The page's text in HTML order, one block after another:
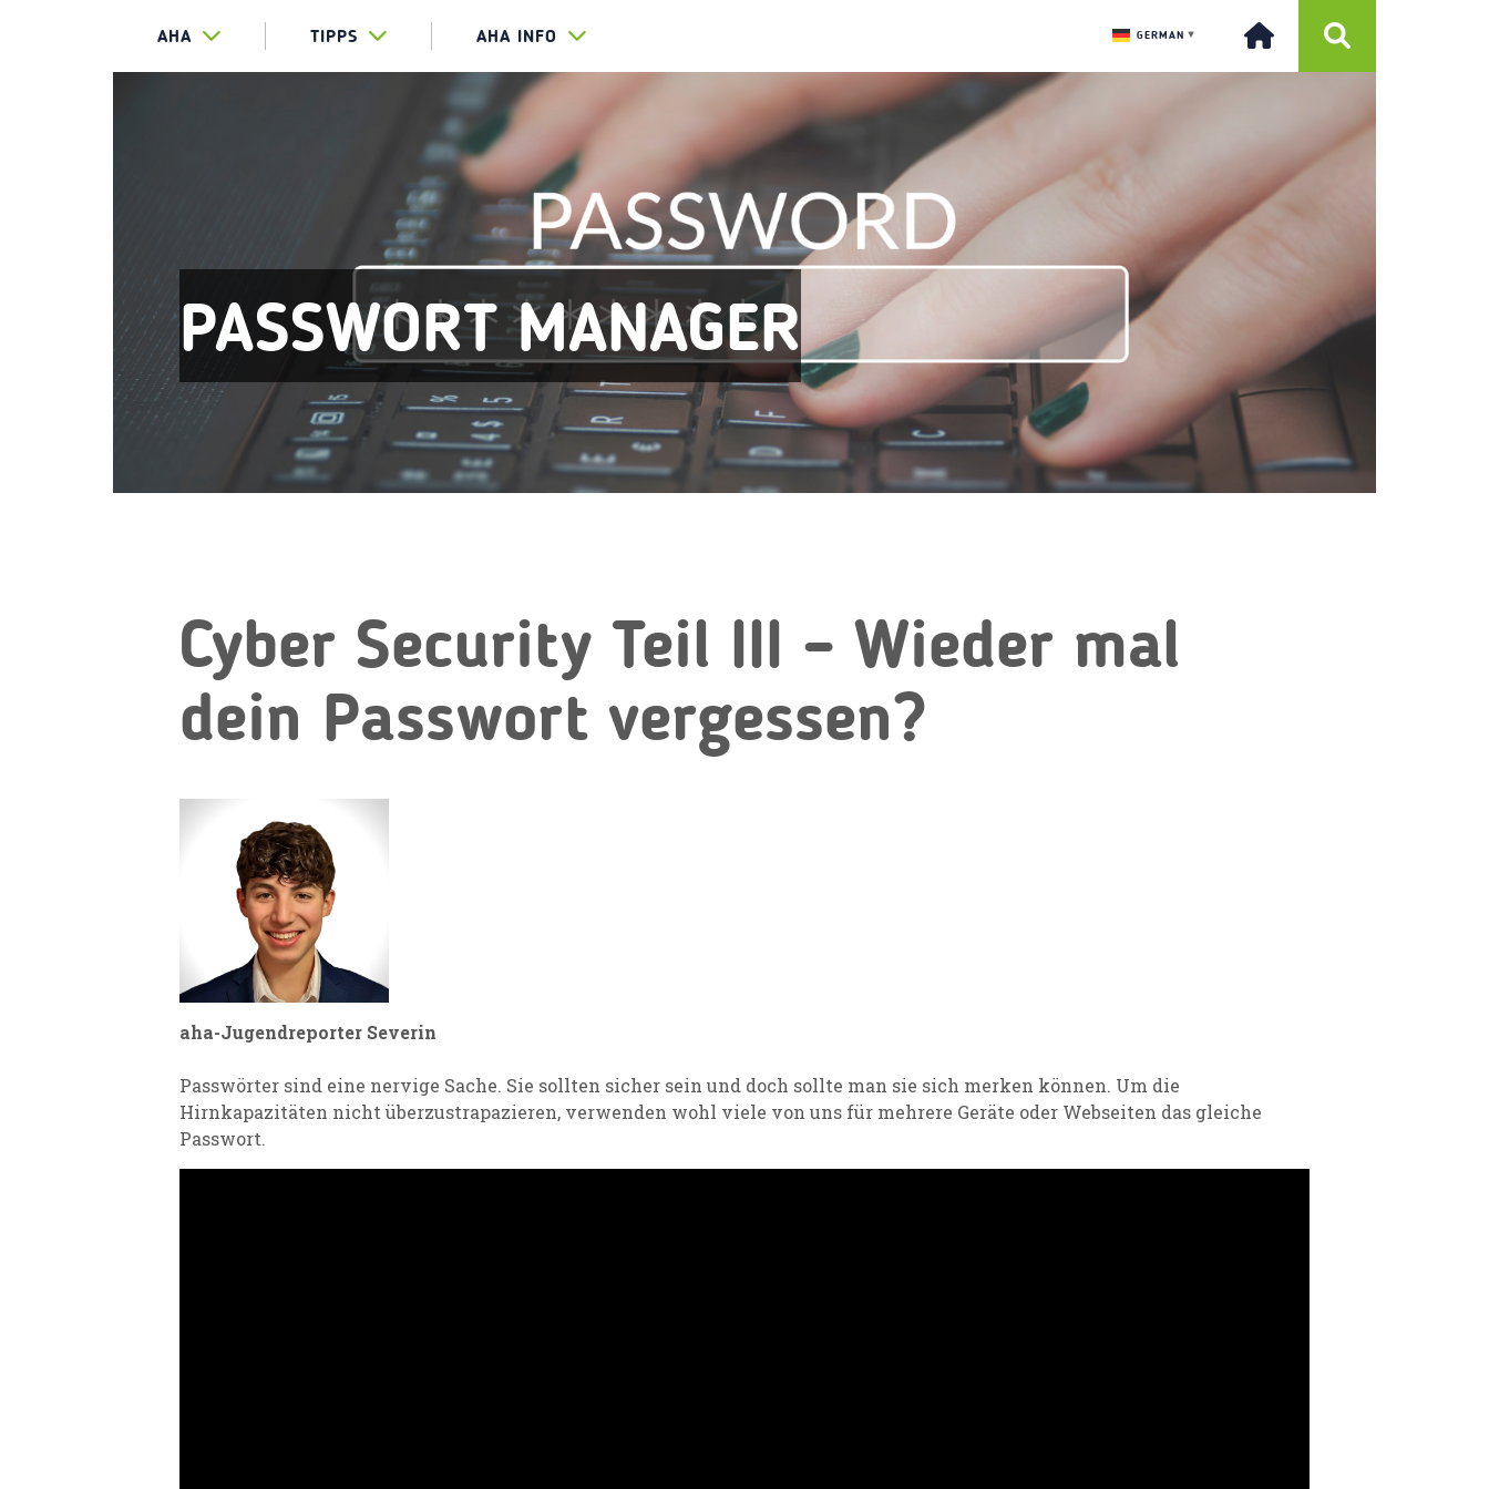
AHA TIPPS AHA INFO GERMAN ▼
PASSWORT MANAGER
Cyber Security Teil III – Wieder mal
dein Passwort vergessen?
aha-Jugendreporter Severin
Passwörter sind eine nervige Sache. Sie sollten sicher sein und doch sollte man sie sich merken können. Um die
Hirnkapazitäten nicht überzustrapazieren, verwenden wohl viele von uns für mehrere Geräte oder Webseiten das gleiche
Passwort.